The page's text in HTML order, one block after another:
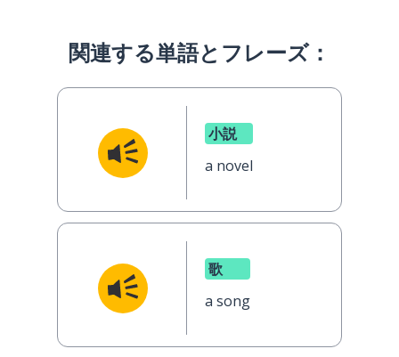
関連する単語とフレーズ：
小説
a novel
歌
a song